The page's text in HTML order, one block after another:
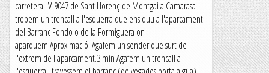
carretera LV-9047 de Sant Llorenç de Montgai a Camarasa
trobem un trencall a l'esquerra que ens duu a l'aparcament
del Barranc Fondo o de la Formiguera on
aparquem.Aproximació: Agafem un sender que surt de
l'extrem de l'aparcament.3 min Agafem un trencall a